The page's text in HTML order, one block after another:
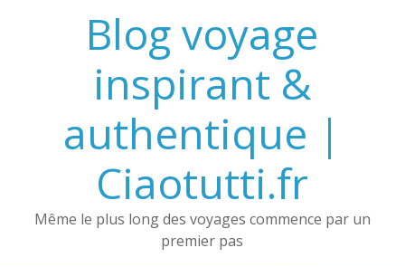
Blog voyage
inspirant &
authentique |
Ciaotutti.fr
Même le plus long des voyages commence par un
premier pas